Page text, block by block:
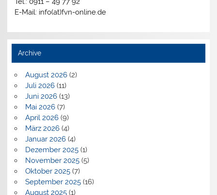
E-Mail: info(at)fvn-online.de
Archive
August 2026(2)
Juli 2026(11)
Juni 2026(13)
Mai 2026(7)
April 2026(9)
März 2026(4)
Januar 2026(4)
Dezember 2025(1)
November 2025(5)
Oktober 2025(7)
September 2025(16)
August 2025(1)